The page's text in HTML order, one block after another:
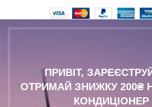
ПРИВІТ,
ОТРИМАЙ ЗНИЖКУ 200₴
КОНДИЦІОНЕР